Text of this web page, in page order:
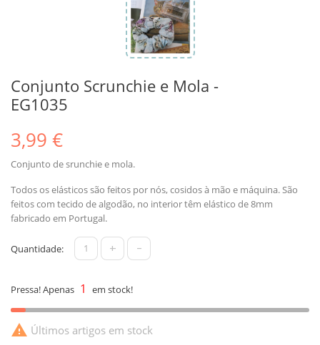
Conjunto Scrunchie e Mola -
EG1035
3,99 €
Conjunto de srunchie e mola.
Todos os elásticos são feitos por nós, cosidos à mão e máquina. São
feitos com tecido de algodão, no interior têm elástico de 8mm
fabricado em Portugal.
Quantidade: + -
Pressa! Apenas 1 em stock!
 Últimos artigos em stock